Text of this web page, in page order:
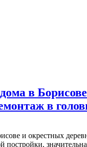
в
в
и окрестных
постройки,